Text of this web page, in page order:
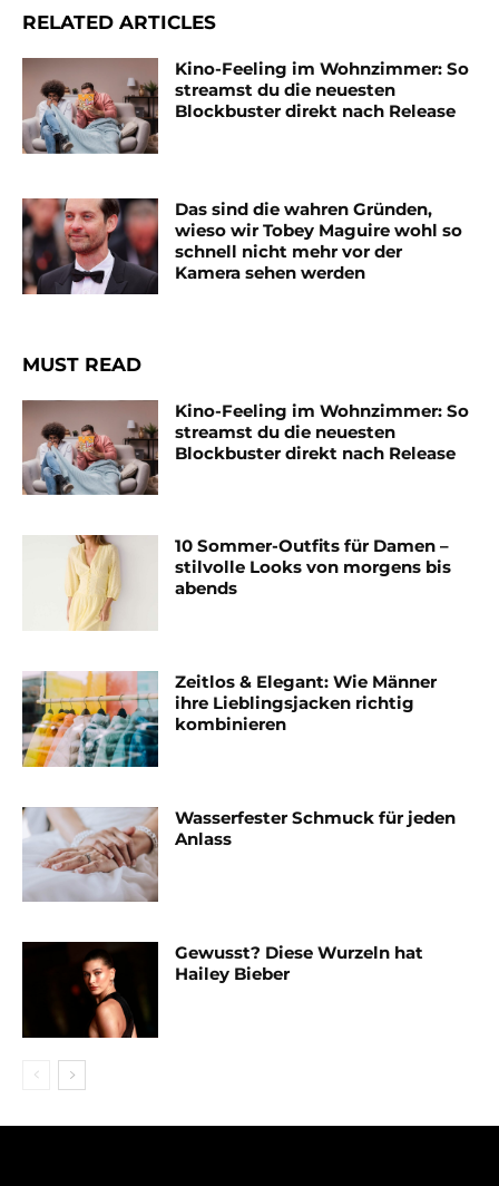
RELATED ARTICLES
Kino-Feeling im Wohnzimmer: So
streamst du die neuesten
Blockbuster direkt nach Release
Das sind die wahren Gründen,
wieso wir Tobey Maguire wohl so
schnell nicht mehr vor der
Kamera sehen werden
MUST READ
Kino-Feeling im Wohnzimmer: So
streamst du die neuesten
Blockbuster direkt nach Release
10 Sommer-Outfits für Damen –
stilvolle Looks von morgens bis
abends
Zeitlos & Elegant: Wie Männer
ihre Lieblingsjacken richtig
kombinieren
Wasserfester Schmuck für jeden
Anlass
Gewusst? Diese Wurzeln hat
Hailey Bieber